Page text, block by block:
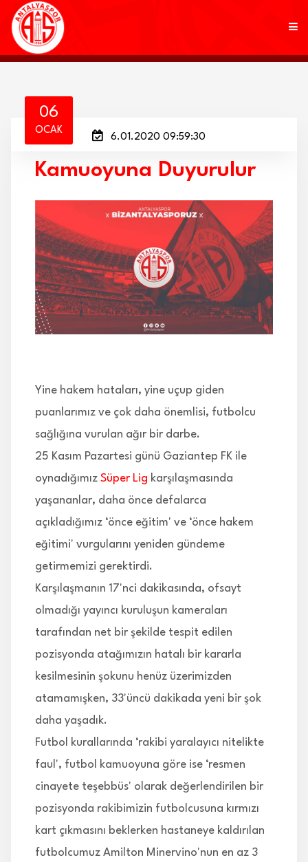
KULÜP
AKADEMİ
MARKALAR
TARAFTAR
BRANŞLAR
HABERLER
İLETİŞİM
06
OCAK
6.01.2020 09:59:30
Kamuoyuna Duyurulur
Yine hakem hataları, yine uçup giden
puanlarımız ve çok daha önemlisi, futbolcu
sağlığına vurulan ağır bir darbe.
25 Kasım Pazartesi günü Gaziantep FK ile
oynadığımız Süper Lig karşılaşmasında
yaşananlar, daha önce defalarca
açıkladığımız ‘önce eğitim' ve ‘önce hakem
eğitimi' vurgularını yeniden gündeme
getirmemizi gerektirdi.
Karşılaşmanın 17'nci dakikasında, ofsayt
olmadığı yayıncı kuruluşun kameraları
tarafından net bir şekilde tespit edilen
pozisyonda atağımızın hatalı bir kararla
kesilmesinin şokunu henüz üzerimizden
atamamışken, 33'üncü dakikada yeni bir şok
daha yaşadık.
Futbol kurallarında ‘rakibi yaralayıcı nitelikte
faul', futbol kamuoyuna göre ise ‘resmen
cinayete teşebbüs' olarak değerlendirilen bir
pozisyonda rakibimizin futbolcusuna kırmızı
kart çıkmasını beklerken hastaneye kaldırılan
futbolcumuz Amilton Minervino'nun en az 3